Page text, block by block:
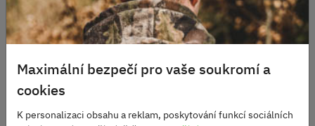
Nůž zavírací ADVENTURE
LB ČERNÝ
950 Kč
DO KOŠÍKU
Nůž SOG zavírací
TERMINUS SJ LTE Carbon
ZLATÝ
Skladem
Maximální bezpečí pro vaše soukromí a
cookies
K personalizaci obsahu a reklam, poskytování funkcí sociálních